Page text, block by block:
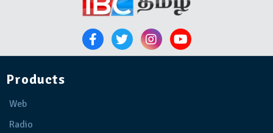
Products
Web
Radio